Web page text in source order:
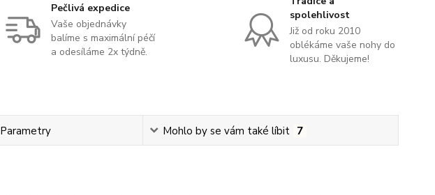
Pečlivá expedice
Vaše objednávky
balíme s maximální péčí
a odesíláme 2x týdně.
spolehlivost
Již od roku 2010
oblékáme vaše nohy do
luxusu. Děkujeme!
Parametry Mohlo by se vám také líbit 7